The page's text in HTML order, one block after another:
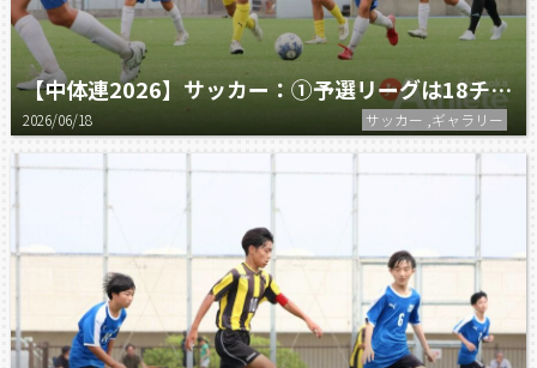
【中体連2026】サッカー：①予選リーグは18チームが参加！
2026/06/18 サッカー ,ギャラリー